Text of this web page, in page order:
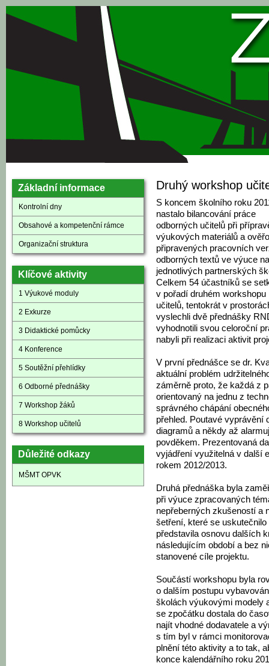
Přejít k hlavnímu obsahu
Základní informace
Kontrolní dny
Obsahové a kompetenční rámce
Organizační struktura
Klíčové aktivity
1 Výukové moduly
2 Exkurze
3 Didaktické pomůcky
4 Konference
5 Soutěžní přehlídky
6 Odborné přednášky
7 Workshop žáků
8 Workshop učitelů
Důležité odkazy
MŠMT OPVK
Druhý workshop
S koncem školního roku
nastalo bilancování práce
odborných učitelů při
výukových materiálů a
připravených pracovních
odborných textů ve výuce na
jednotlivých partnerských
Celkem 54 účastníků se
v pořadí druhém workshopu
učitelů, tentokrát v
vyslechli dvě přednášky
vyhodnotili svou celoroční
nabyli při realizaci aktivit
V první přednášce se dr.
aktuální problém
záměrně proto, že každá z
orientovaný na jednu z
správného chápání
přehled. Poutavé vyprávění
diagramů a někdy až
povděkem. Prezentovaná
vyjádření využitelná v další
rokem 2012/2013.
Druhá přednáška byla
při výuce zpracovaných
nepřeberných zkušeností a
šetření, které se
představila osnovu dalších
následujícím období a bez
stanovené cíle projektu.
Součástí workshopu byla
o dalším postupu
školách výukovými modely
se zpočátku dostala do
najít vhodné dodavatele a
s tím byl v rámci
plnění této aktivity a to tak,
konce kalendářního roku